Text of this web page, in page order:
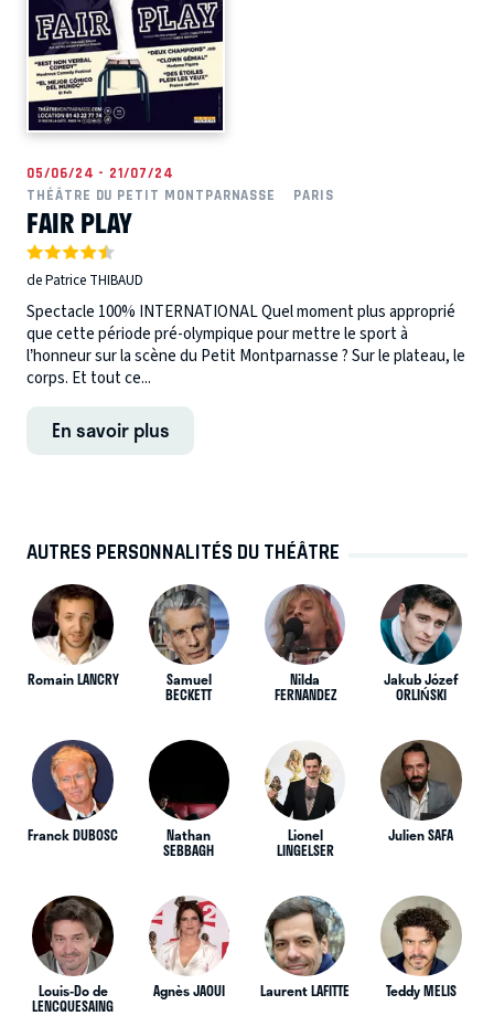
05/06/24 - 21/07/24
THÉÂTRE DU PETIT MONTPARNASSE
PARIS
FAIR PLAY
de Patrice THIBAUD
Spectacle 100% INTERNATIONAL Quel moment plus approprié
que cette période pré-olympique pour mettre le sport à
l’honneur sur la scène du Petit Montparnasse ? Sur le plateau, le
corps. Et tout ce...
En savoir plus
AUTRES PERSONNALITÉS DU THÉÂTRE
Romain LANCRY Samuel
BECKETT
Nilda
FERNANDEZ
Jakub Józef
ORLIŃSKI
Franck DUBOSC Nathan
SEBBAGH
Lionel
LINGELSER
Julien SAFA
Louis-Do de
LENCQUESAING
Agnès JAOUI Laurent LAFITTE Teddy MELIS